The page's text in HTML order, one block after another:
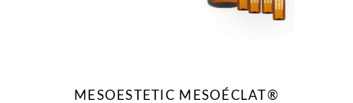
MESOESTETIC MESOÉCLAT®